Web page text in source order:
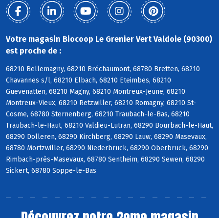
Votre magasin Biocoop Le Grenier Vert Valdoie (90300)
est proche de :
68210 Bellemagny, 68210 Bréchaumont, 68780 Bretten, 68210
Chavannes s/l, 68210 Elbach, 68210 Eteimbes, 68210
Guevenatten, 68210 Magny, 68210 Montreux-Jeune, 68210
Montreux-Vieux, 68210 Retzwiller, 68210 Romagny, 68210 St-
Cosme, 68780 Sternenberg, 68210 Traubach-le-Bas, 68210
Traubach-le-Haut, 68210 Valdieu-Lutran, 68290 Bourbach-le-Haut,
68290 Dolleren, 68290 Kirchberg, 68290 Lauw, 68290 Masevaux,
68780 Mortzwiller, 68290 Niederbruck, 68290 Oberbruck, 68290
Rimbach-près-Masevaux, 68780 Sentheim, 68290 Sewen, 68290
Sickert, 68780 Soppe-le-Bas